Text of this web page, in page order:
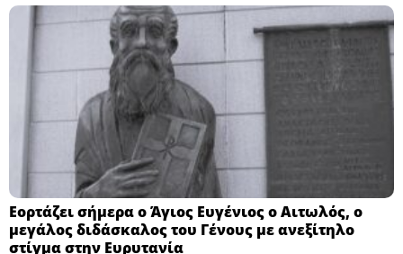
Εορτάζει σήμερα ο Άγιος Ευγένιος ο Αιτωλός, ο
μεγάλος διδάσκαλος του Γένους με ανεξίτηλο
στίγμα στην Ευρυτανία